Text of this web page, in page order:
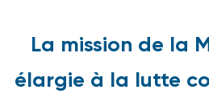
La mission de la
élargie à la lutte